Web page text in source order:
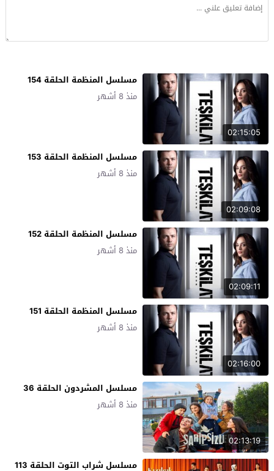
02:15:05
مسلسل المنظمة الحلقة 154
منذ 8 أشهر
02:09:08
مسلسل المنظمة الحلقة 153
منذ 8 أشهر
02:09:11
مسلسل المنظمة الحلقة 152
منذ 8 أشهر
02:16:00
مسلسل المنظمة الحلقة 151
منذ 8 أشهر
02:13:19
مسلسل المشردون الحلقة 36
منذ 8 أشهر
مسلسل شراب التوت الحلقة 113